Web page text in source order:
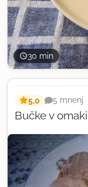
30 min
Bučke v omaki
5,0 5 mnenj